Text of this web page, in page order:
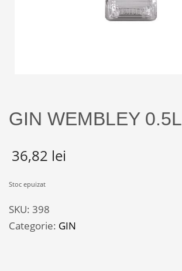
GIN WEMBLEY 0.5L
36,82 lei
Stoc epuizat
SKU: 398
Categorie: GIN